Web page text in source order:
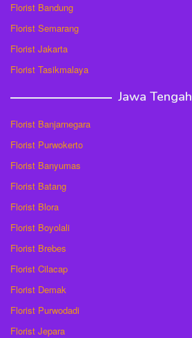
Florist Bandung
Florist Semarang
Florist Jakarta
Florist Tasikmalaya
Jawa Tengah
Florist Banjarnegara
Florist Purwokerto
Florist Banyumas
Florist Batang
Florist Blora
Florist Boyolali
Florist Brebes
Florist Cilacap
Florist Demak
Florist Purwodadi
Florist Jepara